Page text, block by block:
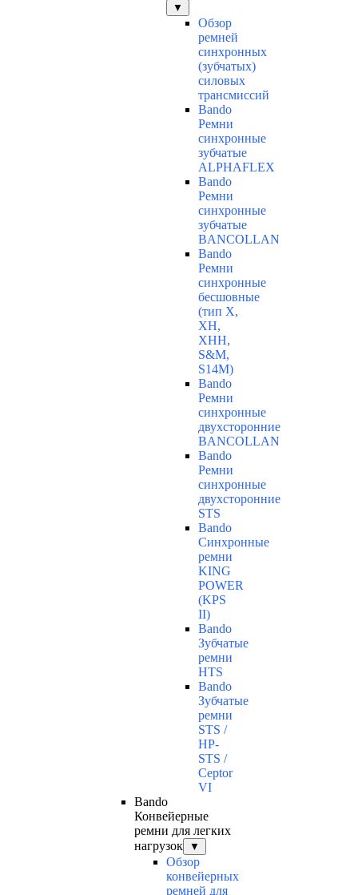
▼
Обзор
ремней
синхронных
(зубчатых)
силовых
трансмиссий
Bando
Ремни
синхронные
зубчатые
ALPHAFLEX
Bando
Ремни
синхронные
зубчатые
BANCOLLAN
Bando
Ремни
синхронные
бесшовные
(тип Х,
ХН,
ХНН,
S&M,
S14М)
Bando
Ремни
синхронные
двухсторонние
BANCOLLAN
Bando
Ремни
синхронные
двухсторонние
STS
Bando
Синхронные
ремни
KING
POWER
(KPS
II)
Bando
Зубчатые
ремни
HTS
Bando
Зубчатые
ремни
STS /
HP-
STS /
Ceptor
VI
Bando
Конвейерные
ремни для легких
нагрузок
▼
Обзор
конвейерных
ремней для